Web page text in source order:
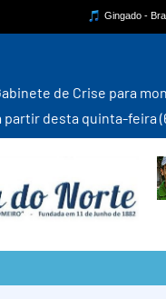
Crise para monitorar
quinta-feira (6)